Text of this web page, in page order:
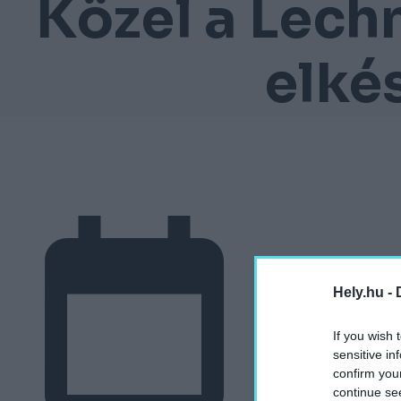
Hely.hu -
If you wish
sensitive
confirm
continue
Közel a